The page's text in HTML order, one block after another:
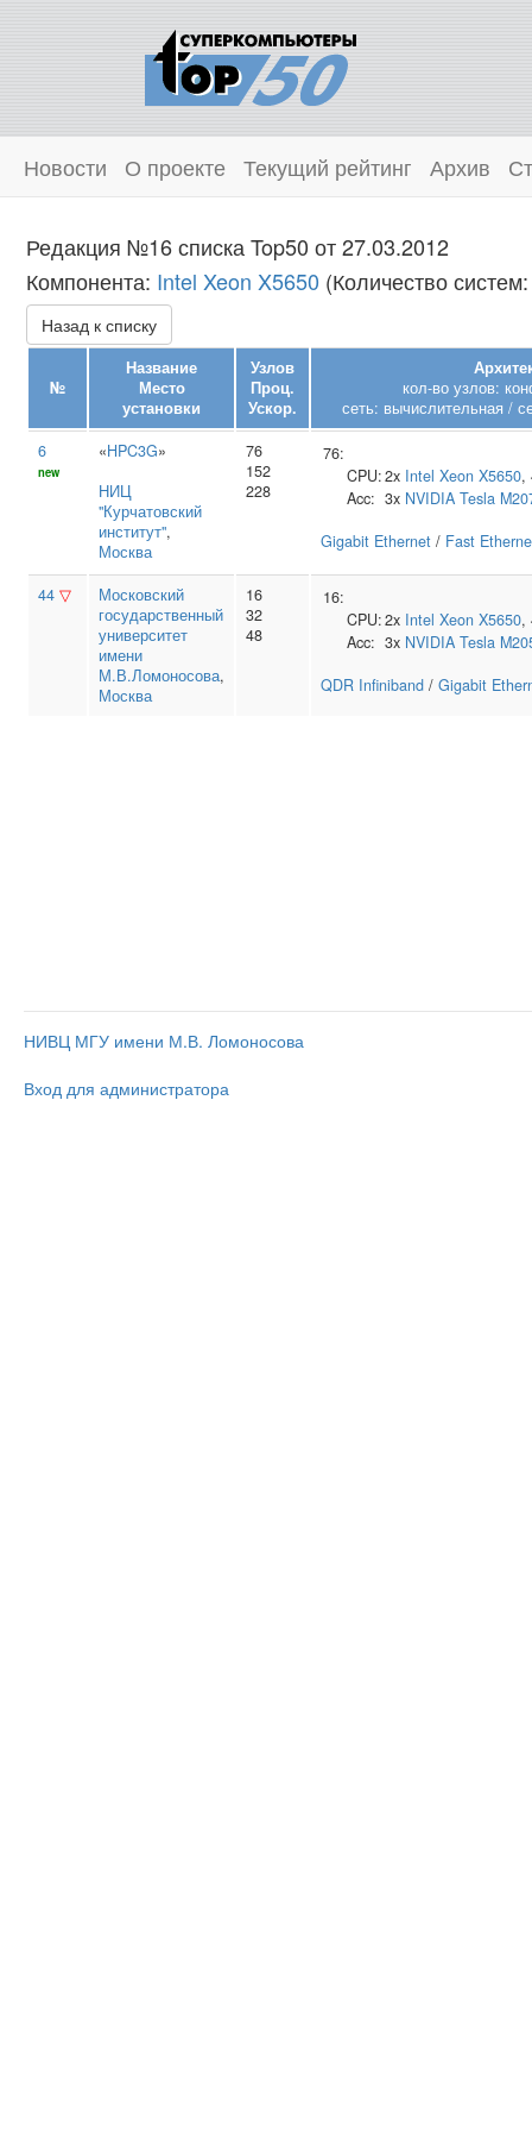
Новости О проекте Текущий рейтинг Архив
Редакция №16 списка Top50 от 27.03.2012
Компонента: Intel Xeon X5650 (Количество
Назад к списку
№
Название
Место
установки
Узлов
Проц.
Ускор.
кол-во узлов:
сеть: вычислительная /
6
new
«HPC3G»
НИЦ
"Курчатовский
институт",
Москва
76
152
228
76:
CPU:2x Intel Xeon X5650,
Acc: 3x NVIDIA Tesla
Gigabit Ethernet / Fast
44 ▽
Московский
государственный
университет
имени
М.В.Ломоносова,
Москва
16
32
48
16:
CPU:2x Intel Xeon X5650,
Acc: 3x NVIDIA Tesla
QDR Infiniband / Gigabit
НИВЦ МГУ имени М.В. Ломоносова
Вход для администратора